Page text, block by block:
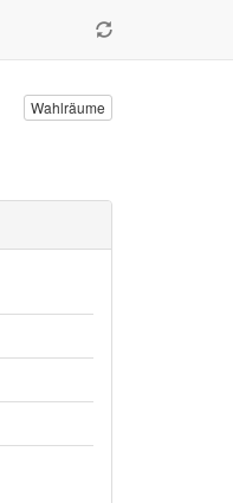
Wahlräume